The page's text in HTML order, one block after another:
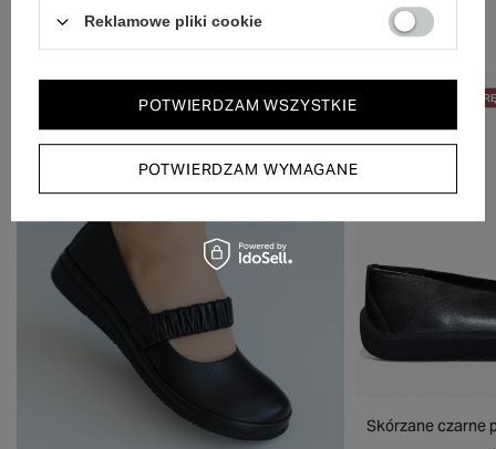
Zobacz również
50% NA DRUGĄ PARĘ 50% NA DRUGĄ
Skórzane czarne
Reklamowe pliki cookie
POTWIERDZAM WYMAGANE
POTWIERDZAM WSZYSTKIE